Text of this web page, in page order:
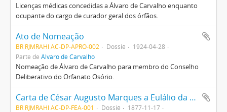
Licenças médicas concedidas a Álvaro de Carvalho enquanto
ocupante do cargo de curador geral dos órfãos.
Ato de Nomeação
BR RJMRAHI AC-DP-APRO-002 Dossiê
1924-04-28
Parte de Álvaro de Carvalho
Nomeação de Álvaro de Carvalho para membro do Conselho
Deliberativo do Orfanato Osório.
Carta de César Augusto Marques a Eulálio da Costa
BR RJMRAHI AC-DP-FEA-001 Dossiê
1877-11-17